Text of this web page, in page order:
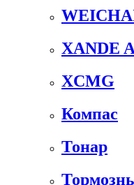
XANDE
XCMG
Компас
Тонар